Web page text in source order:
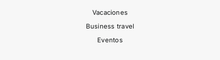
Vacaciones
Business travel
Eventos